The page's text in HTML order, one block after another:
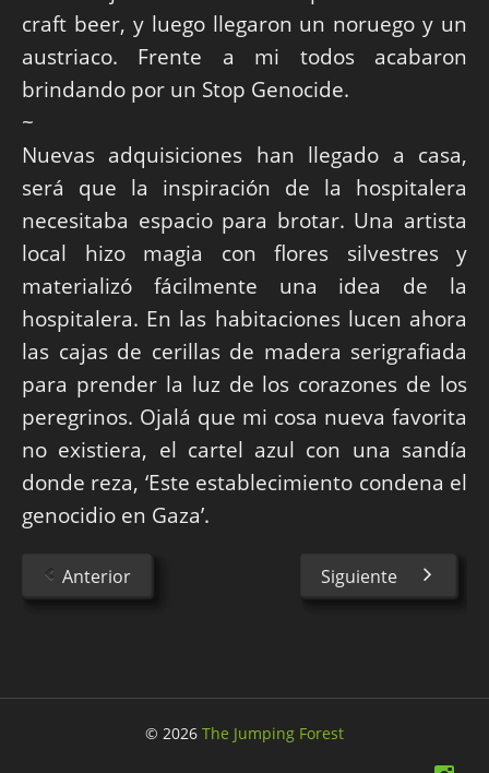
craft beer, y luego llegaron un noruego y un
austriaco. Frente a mi todos acabaron
brindando por un Stop Genocide.
~
Nuevas adquisiciones han llegado a casa,
será que la inspiración de la hospitalera
necesitaba espacio para brotar. Una artista
local hizo magia con flores silvestres y
materializó fácilmente una idea de la
hospitalera. En las habitaciones lucen ahora
las cajas de cerillas de madera serigrafiada
para prender la luz de los corazones de los
peregrinos. Ojalá que mi cosa nueva favorita
no existiera, el cartel azul con una sandía
donde reza, ‘Este establecimiento condena el
genocidio en Gaza’.
Anterior Siguiente
© 2026 The Jumping Forest